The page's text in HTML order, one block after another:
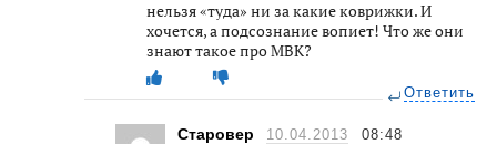
нельзя «туда» ни за какие коврижки. И
хочется, а подсознание вопиет! Что же они
знают такое про МВК?
Ответить
Старовер 10.04.2013 08:48